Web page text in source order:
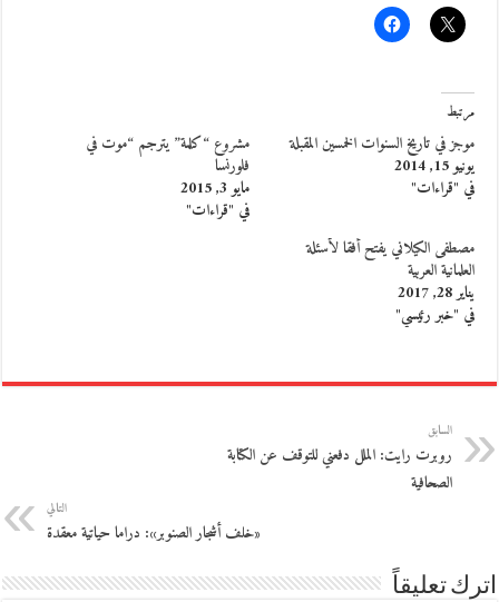
مرتبط
موجز في تاريخ السنوات الخمسين المقبلة
يونيو 15, 2014
في "قراءات"
مشروع “كلمة” يترجم “موت في
فلورنسا
مايو 3, 2015
في "قراءات"
مصطفى الكيلاني يفتح أفقا لأسئلة
العلمانية العربية
يناير 28, 2017
في "خبر رئيسي"
السابق
روبرت رايت: الملل دفعني للتوقف عن الكتابة
الصحافية
التالي
«خلف أشجار الصنوبر»: دراما حياتية معقدة
اترك تعليقاً